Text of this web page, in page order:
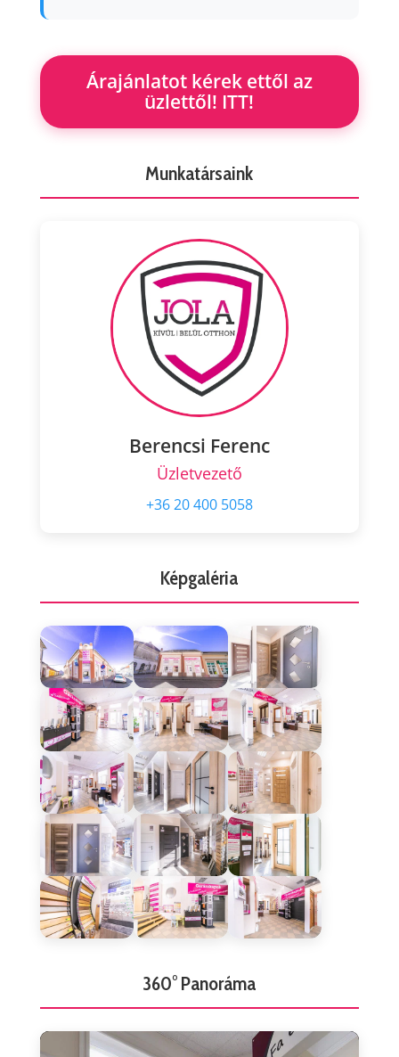
Árajánlatot kérek ettől az
üzlettől! ITT!
Munkatársaink
Berencsi Ferenc
Üzletvezető
+36 20 400 5058
Képgaléria
360° Panoráma